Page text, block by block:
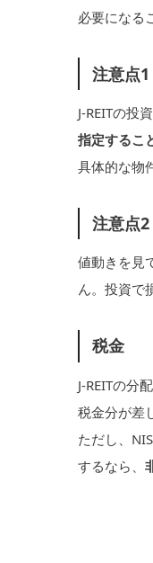
必要になる
注意点
J-REITの投
指定するこ
具体的な物
注意点
値動きを見
ん。投資で
税金
J-REITの分
税金分が差
ただし、
するなら、